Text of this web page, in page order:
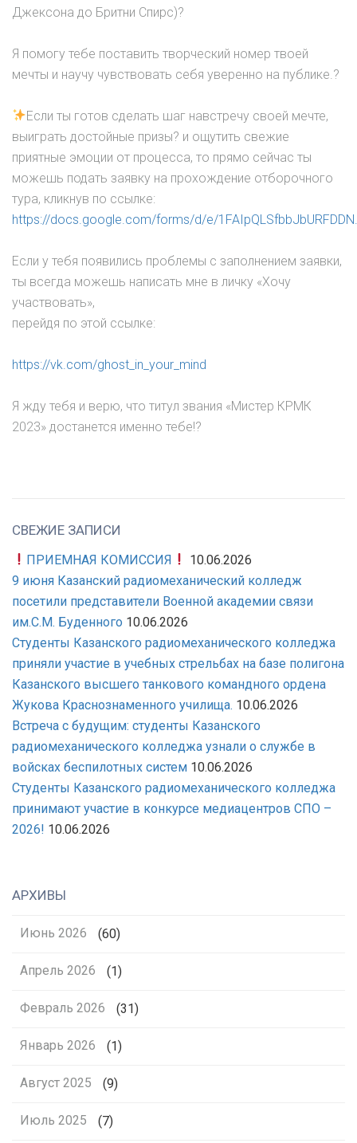
Джексона до Бритни Спирс)?
Я помогу тебе поставить творческий номер твоей
мечты и научу чувствовать себя уверенно на публике.?
Если ты готов сделать шаг навстречу своей мечте,
выиграть достойные призы? и ощутить свежие
приятные эмоции от процесса, то прямо сейчас ты
можешь подать заявку на прохождение отборочного
тура, кликнув по ссылке:
https://docs.google.com/forms/d/e/
Если у тебя появились проблемы с заполнением заявки,
ты всегда можешь написать мне в личку «Хочу
участвовать»,
перейдя по этой ссылке:
https://vk.com/ghost_in_your_mind
Я жду тебя и верю, что титул звания «Мистер КРМК
2023» достанется именно тебе!?
СВЕЖИЕ ЗАПИСИ
ПРИЕМНАЯ КОМИССИЯ
10.06.2026
9 июня Казанский радиомеханический колледж
посетили представители Военной академии связи
им.С.М. Буденного 10.06.2026
Студенты Казанского радиомеханического колледжа
приняли участие в учебных стрельбах на базе полигона
Казанского высшего танкового командного ордена
Жукова Краснознаменного училища. 10.06.2026
Встреча с будущим: студенты Казанского
радиомеханического колледжа узнали о службе в
войсках беспилотных систем 10.06.2026
Студенты Казанского радиомеханического колледжа
принимают участие в конкурсе медиацентров СПО –
2026! 10.06.2026
АРХИВЫ
Июнь 2026 (60)
Апрель 2026 (1)
Февраль 2026 (31)
Январь 2026 (1)
Август 2025 (9)
Июль 2025 (7)